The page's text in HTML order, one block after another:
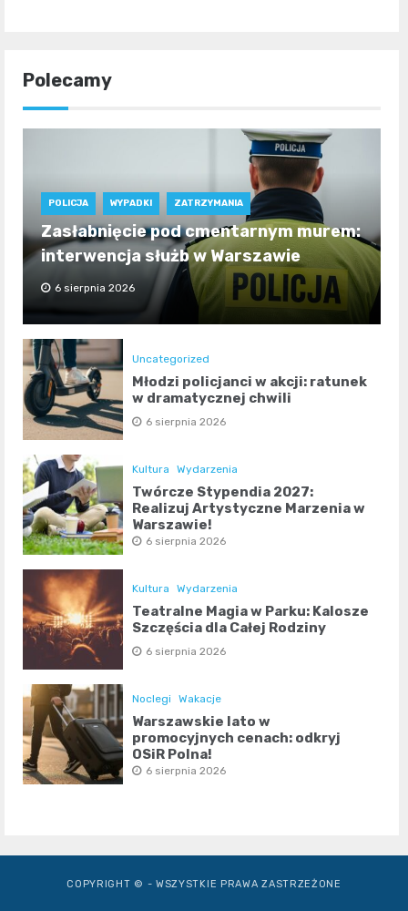
Polecamy
POLICJA WYPADKI ZATRZYMANIA
Zasłabnięcie pod cmentarnym murem:
interwencja służb w Warszawie
6 sierpnia 2026
Uncategorized
Młodzi policjanci w akcji: ratunek
w dramatycznej chwili
6 sierpnia 2026
Kultura Wydarzenia
Twórcze Stypendia 2027:
Realizuj Artystyczne Marzenia w
Warszawie!
6 sierpnia 2026
Kultura Wydarzenia
Teatralne Magia w Parku: Kalosze
Szczęścia dla Całej Rodziny
6 sierpnia 2026
Noclegi Wakacje
Warszawskie lato w
promocyjnych cenach: odkryj
OSiR Polna!
6 sierpnia 2026
COPYRIGHT © - WSZYSTKIE PRAWA ZASTRZEŻONE